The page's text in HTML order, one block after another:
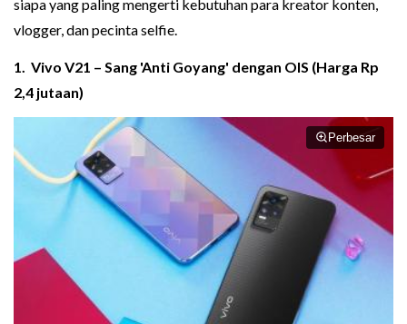
siapa yang paling mengerti kebutuhan para kreator konten,
vlogger, dan pecinta selfie.
1. Vivo V21 – Sang 'Anti Goyang' dengan OIS (Harga Rp
2,4 jutaan)
Perbesar